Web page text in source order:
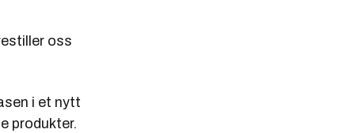
oss
i et nytt
produkter.